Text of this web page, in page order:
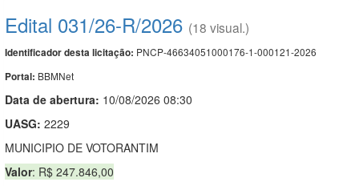
Edital 031/26-R/2026 (18 visual.)
Identificador desta licitação: PNCP-46634051000176-1-000121-2026
Portal: BBMNet
Data de abertura: 10/08/2026 08:30
UASG: 2229
MUNICIPIO DE VOTORANTIM
Valor: R$ 247.846,00